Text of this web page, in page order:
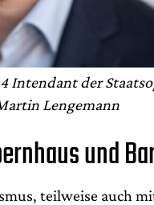
Intendant der
Lengemann
und
teilweise auch